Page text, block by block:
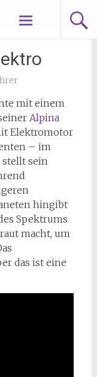
mit einem
Alpina
Elektromotor
– im
stellt sein
hingibt
Spektrums
macht, um
das ist eine